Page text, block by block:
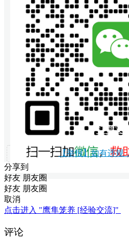
打赏支持
【举报】如有违规
分享到
好友 朋友圈
好友 朋友圈
取消
点击进入 "鹰隼笼养 [经验交流]"
评论